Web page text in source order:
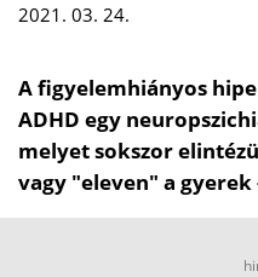
2021. 03. 24.
A figyelemhiányos
ADHD egy
melyet sokszor
vagy "eleven" a